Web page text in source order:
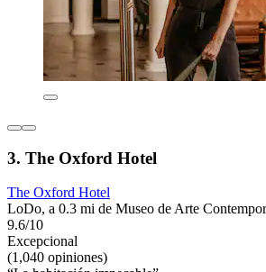
3. The Oxford Hotel
The Oxford Hotel
LoDo, a 0.3 mi de Museo de Arte
9.6/10
Excepcional
(1,040 opiniones)